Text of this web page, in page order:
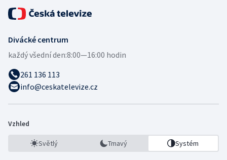
Divácké centrum
každý všední den:8:00—16:00 hodin
261 136 113
info@ceskatelevize.cz
Vzhled
Světlý Tmavý Systém